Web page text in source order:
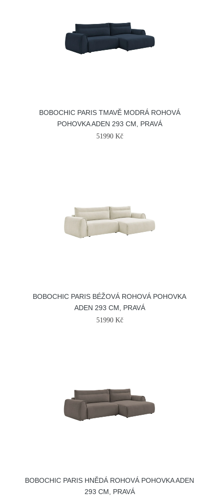
BOBOCHIC PARIS TMAVĚ MODRÁ ROHOVÁ
POHOVKA ADEN 293 CM, PRAVÁ
51990 Kč
BOBOCHIC PARIS BÉŽOVÁ ROHOVÁ POHOVKA
ADEN 293 CM, PRAVÁ
51990 Kč
BOBOCHIC PARIS HNĚDÁ ROHOVÁ POHOVKA ADEN
293 CM, PRAVÁ